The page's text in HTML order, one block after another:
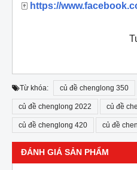
🀄 https://
Tung
Từ khóa: củ đề chenglong 350
củ đề chenglong 2022 củ đề
củ đề chenglong 420 củ đề
ĐÁNH GIÁ SẢN PHẨM